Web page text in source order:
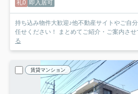
礼0 即入居可
持ち込み物件大歓迎♪他不動産サイトやご自
任せください！ まとめてご紹介・ご案内さ
る
賃貸マンション